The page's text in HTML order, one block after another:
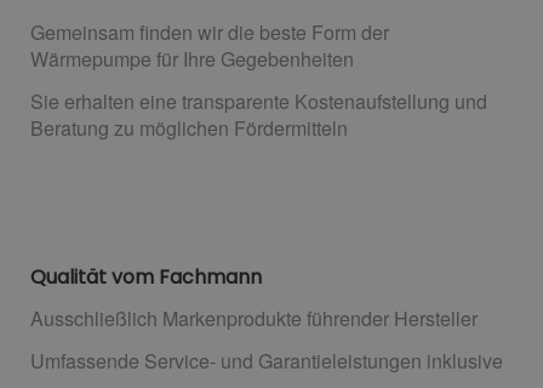
Gemeinsam finden wir die beste Form der
Wärmepumpe für Ihre Gegebenheiten
Sie erhalten eine transparente Kostenaufstellung und
Beratung zu möglichen Fördermitteln
Qualität vom Fachmann
Ausschließlich Markenprodukte führender Hersteller
Umfassende Service- und Garantieleistungen inklusive